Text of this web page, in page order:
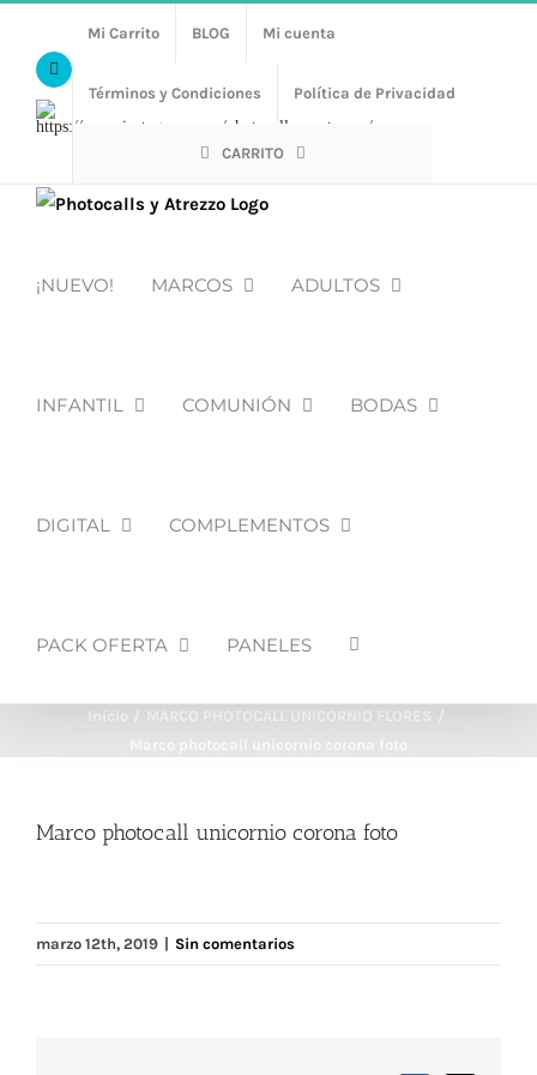
contenidoFacebook
Https://www.instagram.com/photocalls_y_atrezzo/
Mi Carrito BLOG Mi cuenta
Términos y Condiciones Política de Privacidad
CARRITO
¡NUEVO! MARCOS ADULTOS
INFANTIL COMUNIÓN BODAS
DIGITAL COMPLEMENTOS
PACK OFERTA PANELES
Marco photocall unicornio corona foto
marzo 12th, 2019 | Sin comentarios